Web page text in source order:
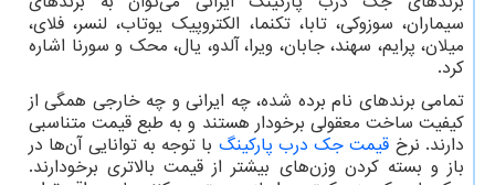
سیماران، سوزوکی، تابا، تکنما، الکتروپیک یوتاب، لنسر، فلای،
میلان، پرایم، سهند، جابان، ویرا، آلدو، یال، محک و سورنا اشاره
کرد.
تمامی برندهای نام برده شده، چه ایرانی و چه خارجی همگی از
کیفیت ساخت معقولی برخودار هستند و به طبع قیمت متناسبی
دارند. نرخ قیمت جک‌ درب پارکینگ با توجه به توانایی آن‌ها در
باز و بسته کردن وزن‌های بیشتر از قیمت بالاتری برخودارند.